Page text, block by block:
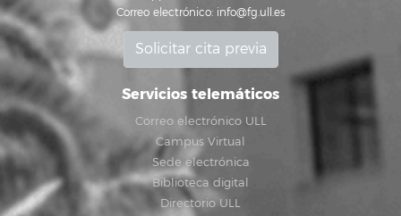
Correo electrónico: info@fg.ull.es
Solicitar cita previa
Servicios telemáticos
Correo electrónico ULL
Campus Virtual
Sede electrónica
Biblioteca digital
Directorio ULL